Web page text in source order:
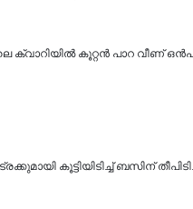
ക്വാറിയിൽ കൂറ്റൻ പാറ വീണ്
കൂട്ടിയിടിച്ച് ബസിന്